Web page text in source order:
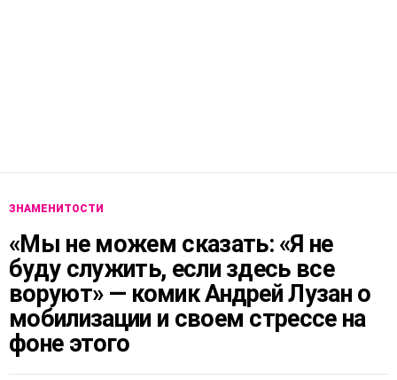
ЗНАМЕНИТОСТИ
«Мы не можем сказать: «Я не
буду служить, если здесь все
воруют» — комик Андрей Лузан о
мобилизации и своем стрессе на
фоне этого